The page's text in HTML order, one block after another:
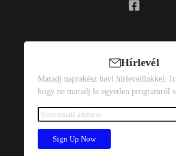
Hírlevél
Maradj naprakész havi hírlevelünkkel.
hogy ne maradj le egyetlen programról